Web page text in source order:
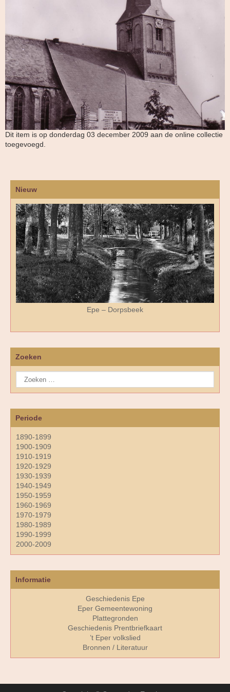
Dit item is op donderdag 03 december 2009 aan de online collectie
toegevoegd.
Nieuw
Epe – Dorpsbeek
Zoeken
Periode
1890-1899
1900-1909
1910-1919
1920-1929
1930-1939
1940-1949
1950-1959
1960-1969
1970-1979
1980-1989
1990-1999
2000-2009
Informatie
Geschiedenis Epe
Eper Gemeentewoning
Plattegronden
Geschiedenis Prentbriefkaart
’t Eper volkslied
Bronnen / Literatuur